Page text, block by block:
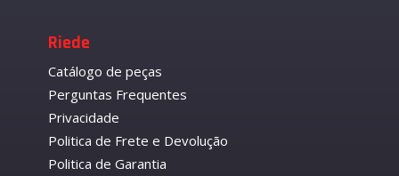
Riede
Catálogo de peças
Perguntas Frequentes
Privacidade
Politica de Frete e Devolução
Politica de Garantia